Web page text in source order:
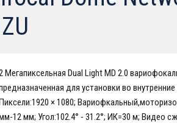
Мегапиксельная Dual Light MD 2.0
для установки во
× 1080;
12 мм; Угол:102.4° - 31.2°; ИК=30 м; Видео